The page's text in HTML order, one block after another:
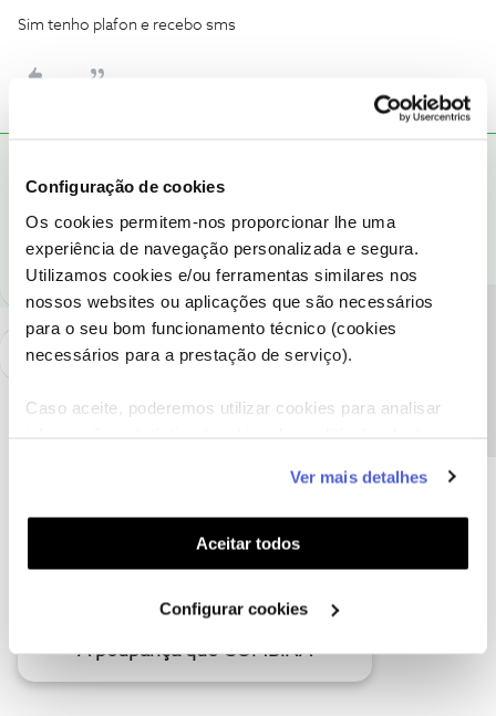
Configuração de cookies
Os cookies permitem-nos proporcionar lhe uma
experiência de navegação personalizada e segura.
Utilizamos cookies e/ou ferramentas similares nos
nossos websites ou aplicações que são necessários
para o seu bom funcionamento técnico (cookies
necessários para a prestação de serviço).
Caso aceite, poderemos utilizar cookies para analisar
funcionalidades (cookies de personalização e
funcionalidade) e adaptar anúncios aos seus interesses
(cookies de publicidade personalizada). Pode gerir a
utilização dos cookies clicando em "Configurar
Ver mais detalhes
Aceitar todos
Configurar cookies
Sim tenho plafon e recebo sms
telemóvel?
A poupança que COMBINA